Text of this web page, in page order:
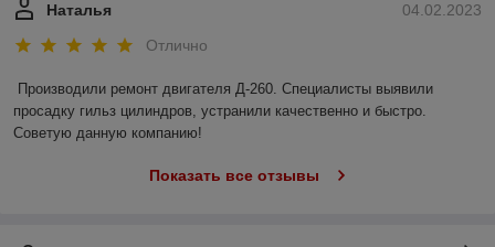
04.02.2023
Наталья
Отлично
Производили ремонт двигателя Д-260. Специалисты выявили
просадку гильз цилиндров, устранили качественно и быстро.
Советую данную компанию!
Показать все отзывы